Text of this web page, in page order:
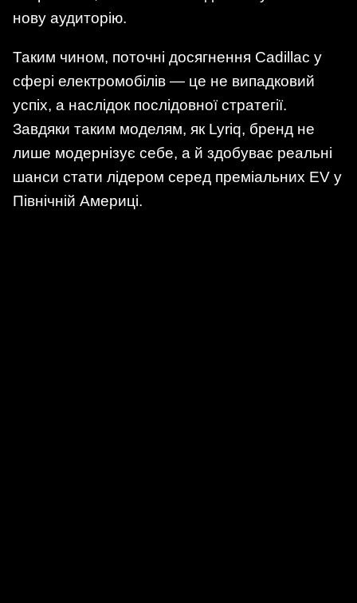
нову аудиторію.
Таким чином, поточні досягнення Cadillac у
сфері електромобілів — це не випадковий
успіх, а наслідок послідовної стратегії.
Завдяки таким моделям, як Lyriq, бренд не
лише модернізує себе, а й здобуває реальні
шанси стати лідером серед преміальних EV у
Північній Америці.